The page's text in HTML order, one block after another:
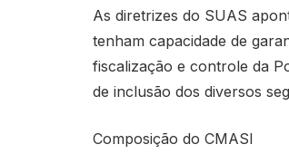
As diretrizes do SUAS
tenham capacidade de
fiscalização e controle da
de inclusão dos diversos
Composição do CMASI